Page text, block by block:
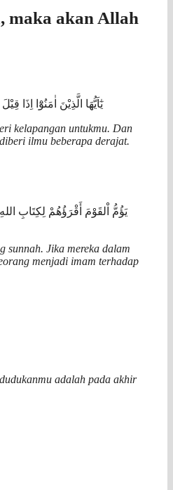
maka akan Allah
يٰٓاَيُّهَا الَّذِيْنَ اٰمَنُوْٓا
kelapangan untukmu. Dan
ilmu beberapa derajat.
ﻳَﺆُﻡُّ ﺍْﻟﻘَﻮْﻡَ ﺃَﻗْﺮَﺅُﻫُﻢْ ﻟِﻜِﺘَﺎﺏِ
sunnah. Jika mereka dalam
menjadi imam terhadap
adalah pada akhir